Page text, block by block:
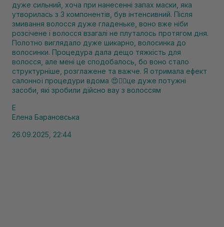
дуже сильний, хоча при нанесенні запах маски, яка
утворилась з 3 компонентів, був інтенсивний. Після
змивання волосся дуже гладеньке, воно вже ніби
розсічене і волосся взагалі не плуталось протягом дня.
Полотно виглядало дуже шикарно, волосинка до
волосинки. Процедура дала дещо тяжкість для
волосся, але мені це сподобалось, бо воно стало
структурніше, розглажене та важче. Я отримала ефект
салонної процедури вдома 😍❤️‍🔥це дуже потужні
засоби, які зробили дійсно вау з волоссям
Е
Елена Барановська
26.09.2025, 22:44